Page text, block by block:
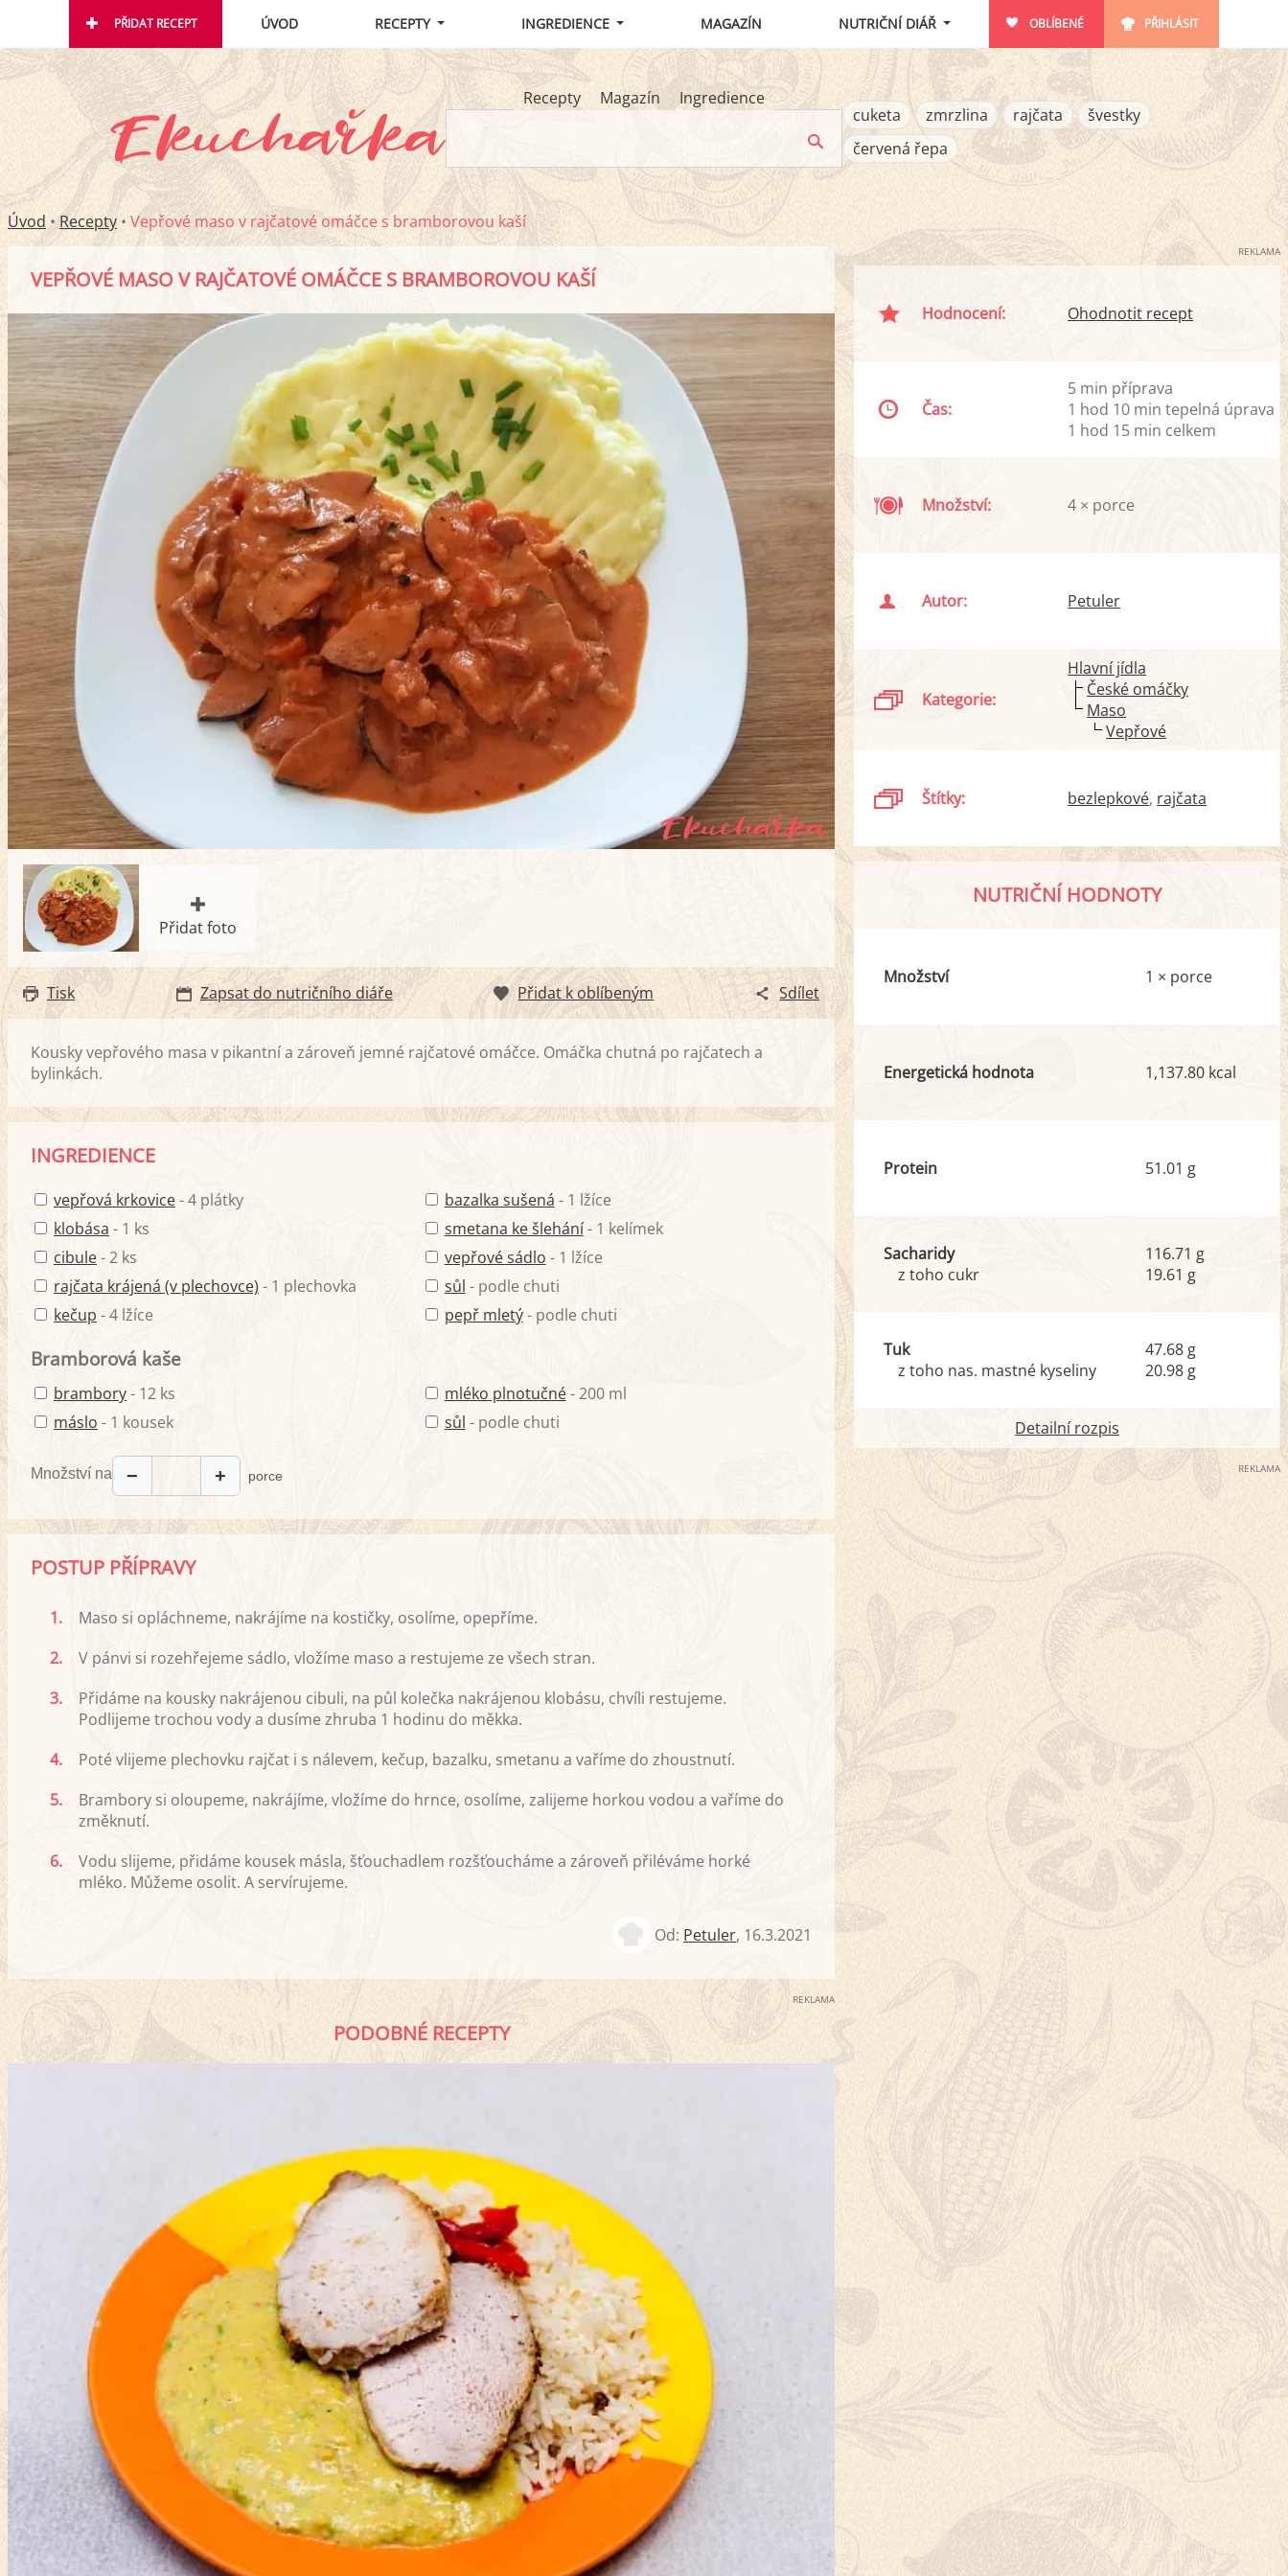
PŘIDAT RECEPT ÚVOD RECEPTY INGREDIENCE MAGAZÍN NUTRIČNÍ DIÁŘ OBLÍBENÉ PŘIHLÁSIT
Recepty Magazín
Ingredience
cuketa
zmrzlina rajčata
švestky
červená řepa
Úvod • Recepty • Vepřové maso v rajčatové omáčce s bramborovou kaší
VEPŘOVÉ MASO V RAJČATOVÉ OMÁČCE S BRAMBOROVOU KAŠÍ
Přidat foto
Tisk Zapsat do nutričního diáře Přidat k oblíbeným Sdílet
Kousky vepřového masa v pikantní a zároveň jemné rajčatové omáčce. Omáčka chutná po rajčatech a
bylinkách.
INGREDIENCE
vepřová krkovice- 4 plátky
klobása - 1 ks
cibule- 2 ks
rajčata krájená (v plechovce) - 1 plechovka
kečup - 4 lžíce
bazalka sušená - 1 lžíce
smetana ke šlehání- 1 kelímek
vepřové sádlo - 1 lžíce
sůl - podle chuti
pepř mletý- podle chuti
Bramborová kaše
brambory- 12 ks
máslo - 1 kousek
mléko plnotučné- 200 ml
sůl - podle chuti
Množství na − + porce
POSTUP PŘÍPRAVY
1.
Maso si opláchneme, nakrájíme na kostičky, osolíme, opepříme.
2.
V pánvi si rozehřejeme sádlo, vložíme maso a restujeme ze všech stran.
3.
Přidáme na kousky nakrájenou cibuli, na půl kolečka nakrájenou klobásu, chvíli restujeme.
Podlijeme trochou vody a dusíme zhruba 1 hodinu do měkka.
4.
Poté vlijeme plechovku rajčat i s nálevem, kečup, bazalku, smetanu a vaříme do zhoustnutí.
5.
Brambory si oloupeme, nakrájíme, vložíme do hrnce, osolíme, zalijeme horkou vodou a vaříme do
změknutí.
6.
Vodu slijeme, přidáme kousek másla, šťouchadlem rozšťoucháme a zároveň přiléváme horké
mléko. Můžeme osolit. A servírujeme.
Od: Petuler, 16.3.2021
REKLAMA
PODOBNÉ RECEPTY
REKLAMA
Hodnocení: Ohodnotit recept
Čas:
5 min příprava
1 hod 10 min tepelná úprava
1 hod 15 min celkem
Množství: 4 × porce
Autor: Petuler
Kategorie:
Hlavní jídla
České omáčky
Maso
Vepřové
Štítky: bezlepkové rajčata
NUTRIČNÍ HODNOTY
Množství 1 × porce
Energetická hodnota 1,137.80 kcal
Protein 51.01 g
Sacharidy
z toho cukr
116.71 g
19.61 g
Tuk
z toho nas. mastné kyseliny
47.68 g
20.98 g
Detailní rozpis
REKLAMA